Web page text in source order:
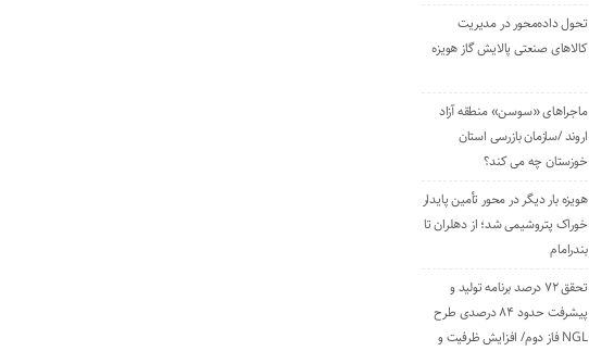
تحول داده‌محور در مدیریت
کالاهای صنعتی پالایش گاز هویزه
ماجراهای «سوسن» منطقه آزاد
اروند /سازمان بازرسی استان
خوزستان چه می کند؟
هویزه بار دیگر در محور تأمین پایدار
خوراک پتروشیمی شد؛ از دهلران تا
بندرامام
تحقق ۷۲ درصد برنامه تولید و
پیشرفت حدود ۸۴ درصدی طرح
NGL فاز دوم/ افزایش ظرفیت و